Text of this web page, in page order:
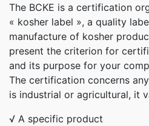
The BCKE is a certification
« kosher label », a quality
manufacture of kosher
present the criterion for
and its purpose for your
The certification concerns
is industrial or agricultural, it
√ A specific product